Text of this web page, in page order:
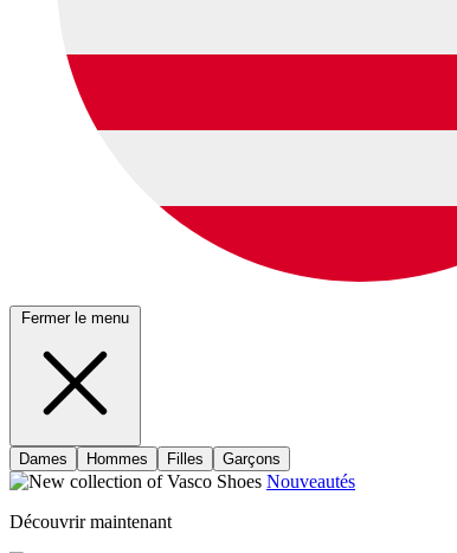
Fermer le menu
Dames Hommes Filles Garçons
Nouveautés
Découvrir maintenant